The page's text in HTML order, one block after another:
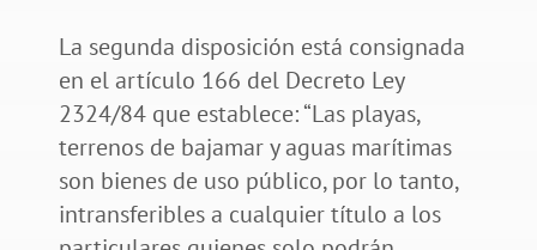
La segunda disposición está consignada
en el artículo 166 del Decreto Ley
2324/84 que establece: “Las playas,
terrenos de bajamar y aguas marítimas
son bienes de uso público, por lo tanto,
intransferibles a cualquier título a los